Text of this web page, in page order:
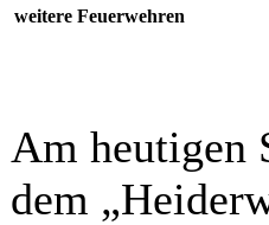
weitere Feuerwehren
Am heutigen
dem